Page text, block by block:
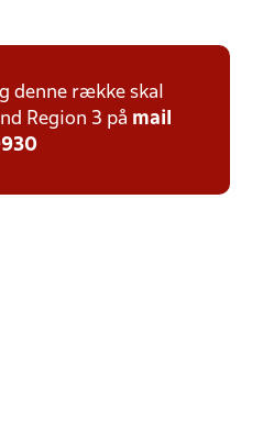
denne række skal
Region 3 på mail